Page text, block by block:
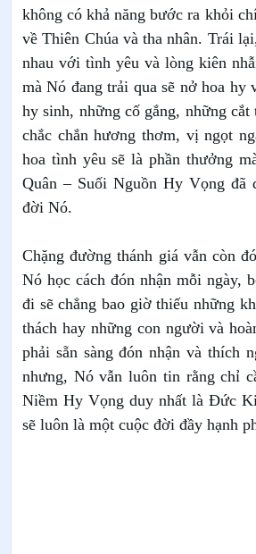
không có khả năng bước ra khỏi
về Thiên Chúa và tha nhân. Trái
nhau với tình yêu và lòng kiên
mà Nó đang trải qua sẽ nở hoa hy
hy sinh, những cố gắng, những
chắc chắn hương thơm, vị ngọt
hoa tình yêu sẽ là phần thưởng
Quân – Suối Nguồn Hy Vọng đã
đời Nó.
Chặng đường thánh giá vẫn còn
Nó học cách đón nhận mỗi ngày,
đi sẽ chẳng bao giờ thiếu những
thách hay những con người và
phải sẵn sàng đón nhận và thích
nhưng, Nó vẫn luôn tin rằng chỉ
Niềm Hy Vọng duy nhất là Đức
sẽ luôn là một cuộc đời đầy hạnh